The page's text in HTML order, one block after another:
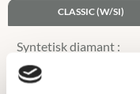
CLASSIC (W/SI)